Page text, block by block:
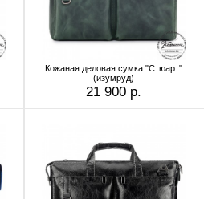
Кожаная деловая сумка "Стюарт"
(изумруд)
21 900 р.